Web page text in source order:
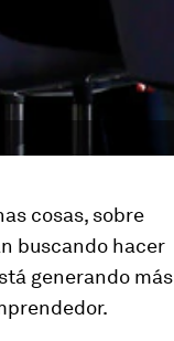
cosas, sobre
buscando hacer
generando más